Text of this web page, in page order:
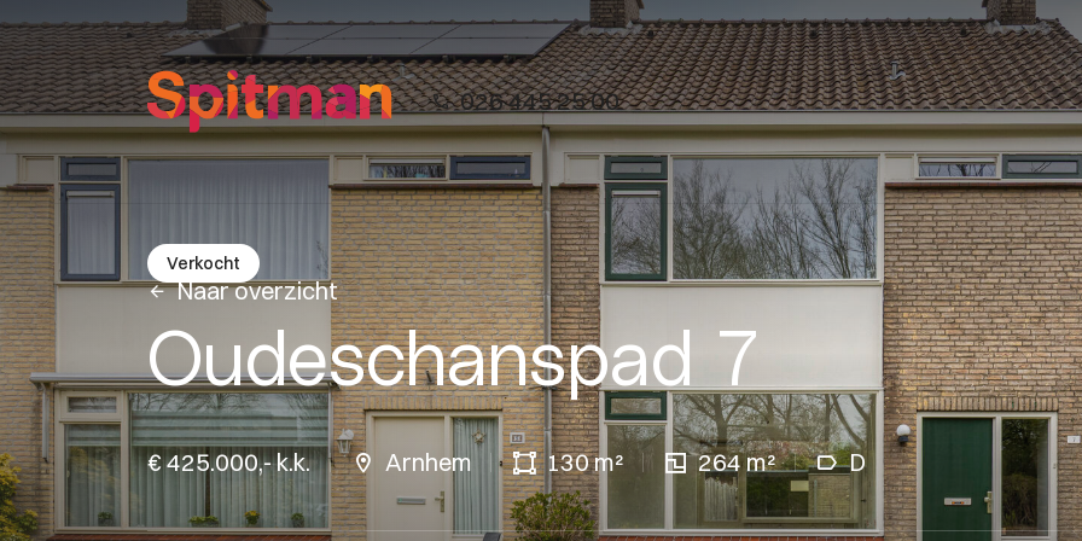
026 445 25 00
Naar overzicht
Verkocht
Oudeschanspad 7
€ 425.000,- k.k. Arnhem 130 m² 264 m² D